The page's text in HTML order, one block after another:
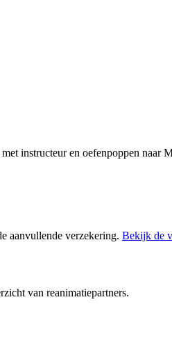
instructeur en oefenpoppen naar
aanvullende verzekering. Bekijk de
van reanimatiepartners.